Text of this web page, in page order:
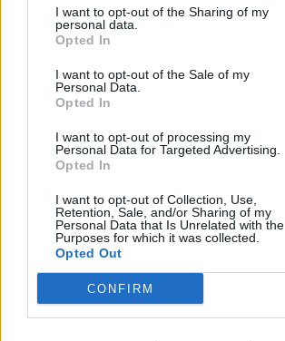
I want to opt-out of the Sharing of my
personal data.
Opted In
I want to opt-out of the Sale of my
Personal Data.
Opted In
I want to opt-out of processing my
Personal Data for Targeted Advertising.
Opted In
I want to opt-out of Collection, Use,
Retention, Sale, and/or Sharing of my
Personal Data that Is Unrelated with the
Purposes for which it was collected.
Opted Out
CONFIRM
Θέσεις Εργασίας ανά Ειδικότητα
Κέντρο Βοήθειας
Υπηρεσίες υποψηφίων
Καταχώρηση Online Βιογραφικού
Συμβουλές Καριέρας